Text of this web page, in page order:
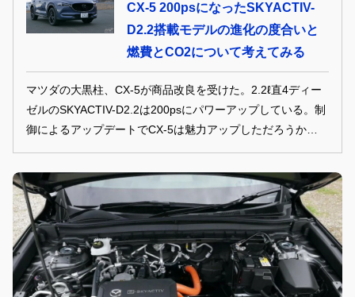
CX-5 200psになったSKYACTIV-
D2.2搭載モデルの進化の度合いと
燃費とCO2について考えてみる
マツダの大黒柱、CX-5が商品改良を受けた。2.2ℓ直4ディー
ゼルのSKYACTIV-D2.2は200psにパワーアップしている。制
御によるアップデートでCX-5は魅力アップしただろうか？